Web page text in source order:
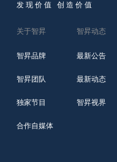
发现价值 创造价值
关于智昇
智昇品牌
智昇团队
独家节目
合作自媒体
智昇动态
最新公告
最新动态
智昇视界